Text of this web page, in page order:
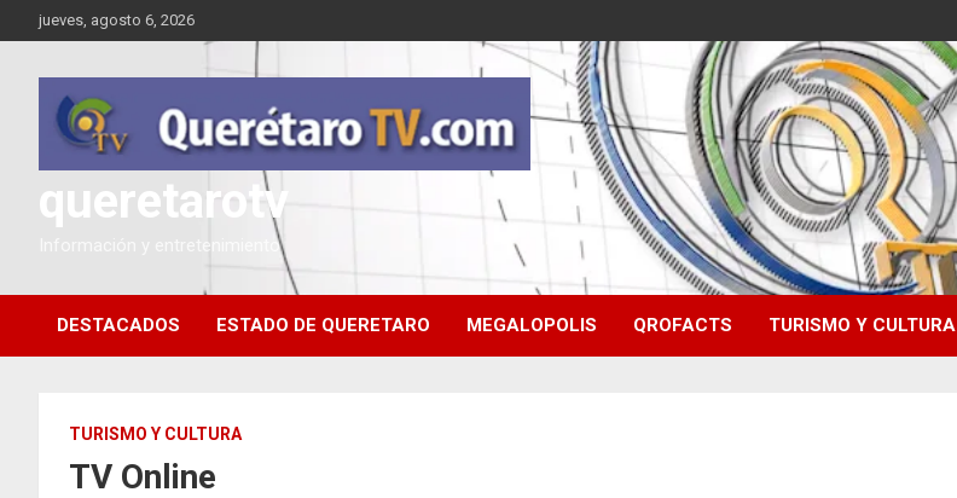
Saltar
al
jueves, agosto 6, 2026
queretarotv
Información y entretenimiento
DESTACADOS ESTADO DE QUERETARO MEGALOPOLIS QROFACTS TURISMO Y CULTURA
TURISMO Y CULTURA
TV Online